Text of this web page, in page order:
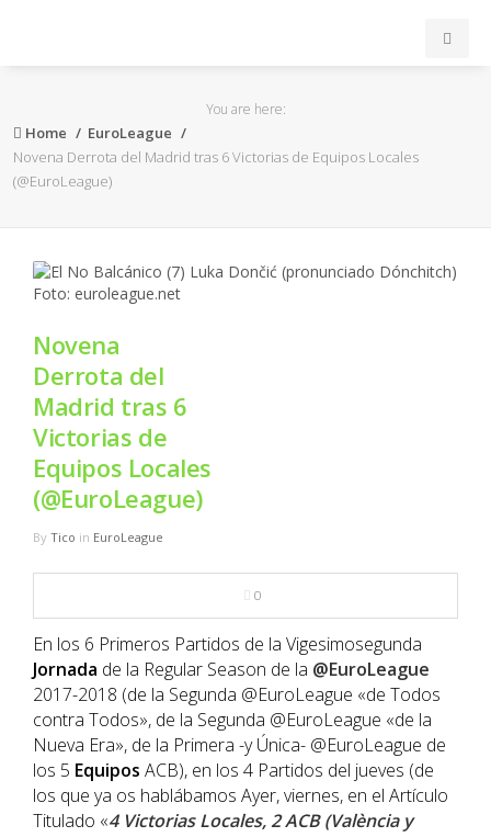
ACB
FEB
OTROS
FORMACIÓN
NBA
RIO 2016
You are here:
Home
EuroLeague
Novena Derrota del Madrid tras 6 Victorias de Equipos Locales
(@EuroLeague)
Novena
Derrota del
Madrid tras 6
Victorias de
Equipos Locales
(@EuroLeague)
By Tico in EuroLeague
0
En los 6 Primeros Partidos de la Vigesimosegunda
Jornada de la Regular Season de la @EuroLeague
2017-2018 (de la Segunda @EuroLeague «de Todos
contra Todos», de la Segunda @EuroLeague «de la
Nueva Era», de la Primera -y Única- @EuroLeague de
los 5 Equipos ACB), en los 4 Partidos del jueves (de
los que ya os hablábamos Ayer, viernes, en el Artículo
Titulado «4 Victorias Locales, 2 ACB (València y